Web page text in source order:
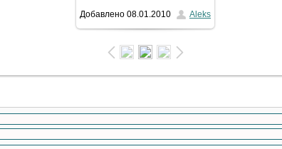
Добавлено 08.01.2010 Aleks